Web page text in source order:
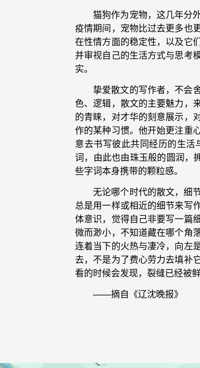
猫狗作为宠物，这几年分
疫情期间，宠物比过去更多也
在性情方面的稳定性，以及它
并审视自己的生活方式与思考
实。
挚爱散文的写作者，不会
色、逻辑，散文的主要魅力，
的青睐，对才华的刻意展示，
作的某种习惯。他开始更注重
意去书写彼此共同经历的生
词，由此也由珠玉般的圆润，
些字词本身携带的颗粒感。
无论哪个时代的散文，细
总是用一样或相近的细节来写
体意识，觉得自己非要写一篇
微而渺小，不知道藏在哪个角
连着当下的火热与凄冷，向左
去，不是为了费心劳力去填补
看的时候会发现，裂缝已经被
——摘自《辽沈晚报》